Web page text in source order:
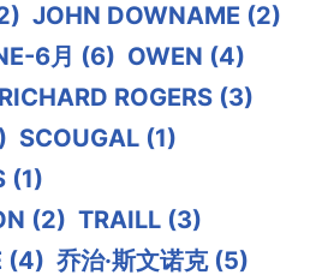
JOHN DOWNAME (2)
6月 (6) OWEN (4)
RICHARD ROGERS (3)
SCOUGAL (1)
(1)
(2) TRAILL (3)
(4) 乔治·斯文诺克 (5)